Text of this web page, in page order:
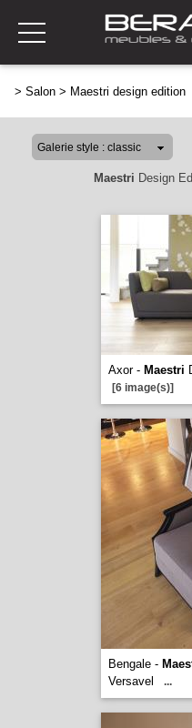
> Salon > Maestri design edition
Maestri Design
Axor - Maestri
[6 image(s)]
Bengale -
Versavel
...